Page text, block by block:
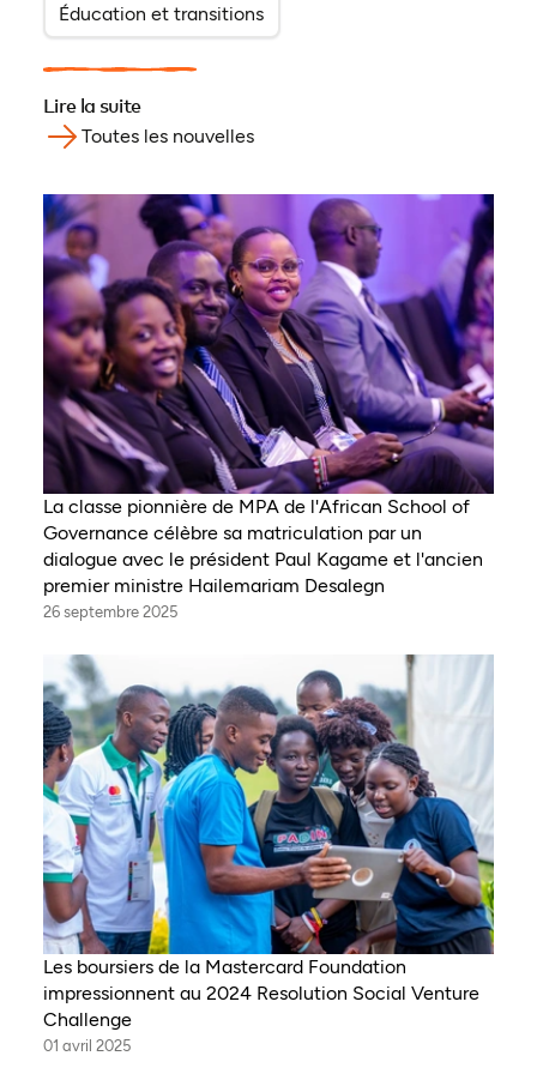
Éducation et transitions
Lire la suite
Toutes les nouvelles
La classe pionnière de MPA de l'African School of
Governance célèbre sa matriculation par un
dialogue avec le président Paul Kagame et l'ancien
premier ministre Hailemariam Desalegn
26 septembre 2025
Les boursiers de la Mastercard Foundation
impressionnent au 2024 Resolution Social Venture
Challenge
01 avril 2025